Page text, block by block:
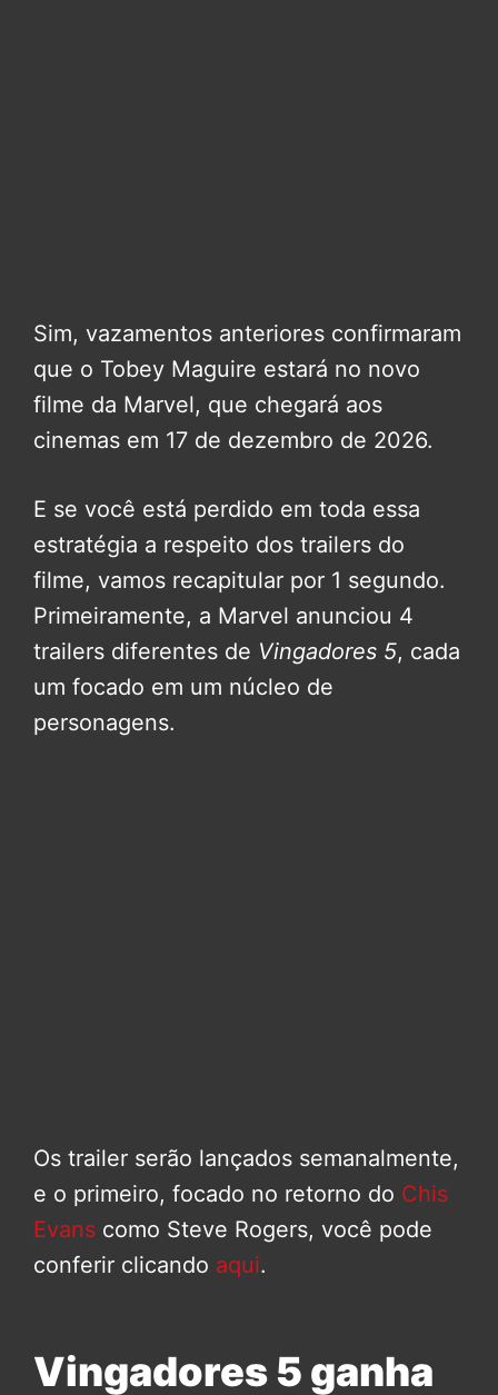
Sim, vazamentos anteriores confirmaram
que o Tobey Maguire estará no novo
filme da Marvel, que chegará aos
cinemas em 17 de dezembro de 2026.
E se você está perdido em toda essa
estratégia a respeito dos trailers do
filme, vamos recapitular por 1 segundo.
Primeiramente, a Marvel anunciou 4
trailers diferentes de Vingadores 5, cada
um focado em um núcleo de
personagens.
Os trailer serão lançados semanalmente,
e o primeiro, focado no retorno do Chis
Evans como Steve Rogers, você pode
conferir clicando aqui.
Vingadores 5 ganha